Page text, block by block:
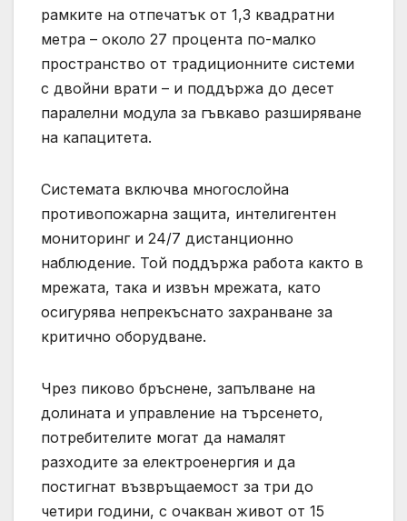
рамките на отпечатък от 1,3 квадратни
метра – около 27 процента по-малко
пространство от традиционните системи
с двойни врати – и поддържа до десет
паралелни модула за гъвкаво разширяване
на капацитета.
Системата включва многослойна
противопожарна защита, интелигентен
мониторинг и 24/7 дистанционно
наблюдение. Той поддържа работа както в
мрежата, така и извън мрежата, като
осигурява непрекъснато захранване за
критично оборудване.
Чрез пиково бръснене, запълване на
долината и управление на търсенето,
потребителите могат да намалят
разходите за електроенергия и да
постигнат възвръщаемост за три до
четири години, с очакван живот от 15